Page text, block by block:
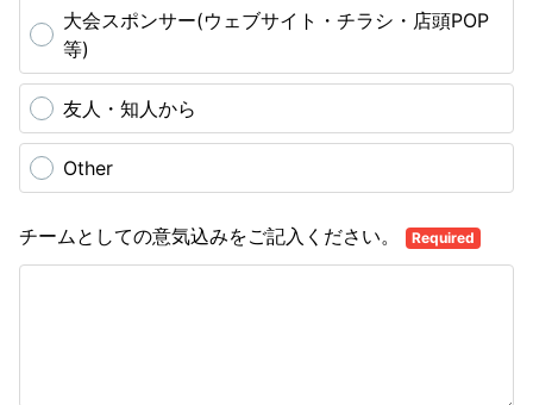
大会スポンサー(ウェブサイト・チラシ・店頭POP
等)
友人・知人から
Other
チームとしての意気込みをご記入ください。 Required